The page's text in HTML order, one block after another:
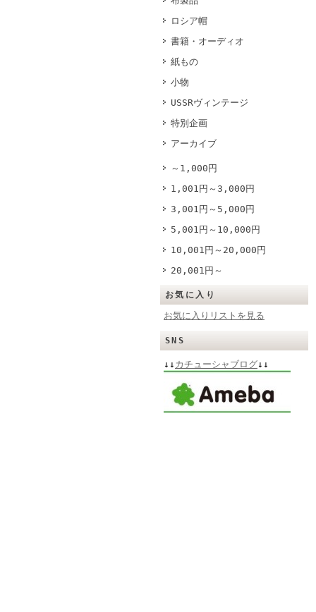
ロシア帽
書籍・オーディオ
紙もの
小物
USSRヴィンテージ
特別企画
アーカイブ
～1,000円
1,001円～3,000円
3,001円～5,000円
5,001円～10,000円
10,001円～20,000円
20,001円～
お気に入り
お気に入りリストを見る
SNS
↓↓ カチューシャブログ↓↓